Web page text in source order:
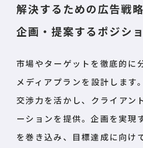
解決するための広告戦
企画・提案するポジショ
市場やターゲットを徹底的に
メディアプランを設計します
交渉力を活かし、クライアン
ーションを提供。企画を実現
を巻き込み、目標達成に向け